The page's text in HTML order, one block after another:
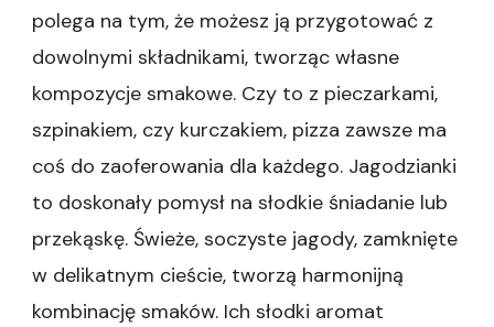
polega na tym, że możesz ją przygotować z
dowolnymi składnikami, tworząc własne
kompozycje smakowe. Czy to z pieczarkami,
szpinakiem, czy kurczakiem, pizza zawsze ma
coś do zaoferowania dla każdego. Jagodzianki
to doskonały pomysł na słodkie śniadanie lub
przekąskę. Świeże, soczyste jagody, zamknięte
w delikatnym cieście, tworzą harmonijną
kombinację smaków. Ich słodki aromat